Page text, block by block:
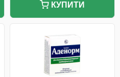
КУПИТИ